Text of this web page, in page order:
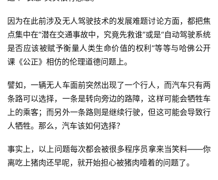
因为在此前涉及无人驾驶技术的发展难题讨论方面，都把焦
点集中在“潜在交通事故中，究竟先救谁”或是“自动驾驶系统
是否应该被赋予衡量人类生命价值的权利”等等与哈佛公开
课《公正》相仿的伦理道德问题上。
譬如，一辆无人车面前突然出现了一个行人，而汽车只有两
条路可以选择，一条是转向旁边的路障，这样可能会牺牲车
上的乘客；而另外一条路则是继续行驶，但这可能会导致行
人牺牲。那么，汽车该如何选择？
事实上，以上问题每次都会被很多程序员拿来当笑料——你
离吃上猪肉还早呢，就开始担心被猪肉噎着的问题了。